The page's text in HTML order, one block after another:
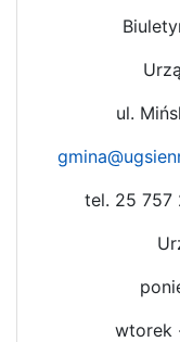
ul.
tel. 25
wtorek